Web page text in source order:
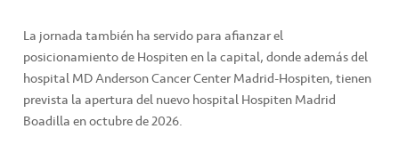
La jornada también ha servido para afianzar el
posicionamiento de Hospiten en la capital, donde además del
hospital MD Anderson Cancer Center Madrid-Hospiten, tienen
prevista la apertura del nuevo hospital Hospiten Madrid
Boadilla en octubre de 2026.